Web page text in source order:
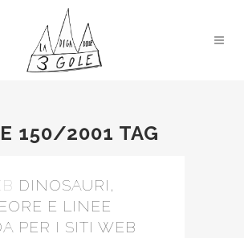
150/2001 TAG
DINOSAURI,
E LINEE
PER I SITI WEB